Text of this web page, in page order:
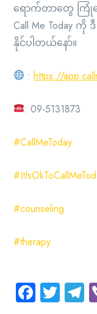
ရောက်တာတွေ ကြုံတွ
Call Me Today ကို ဒီ
နိုင်ပါတယ်နော်။
:https://
: 09-5131873
#CallMeToday
#counseling
#therapy